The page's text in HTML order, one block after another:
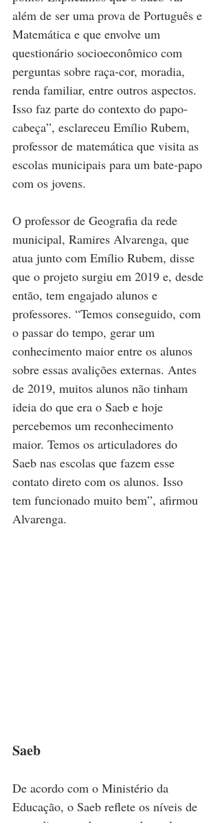
além de ser uma prova de Português e
Matemática e que envolve um
questionário socioeconômico com
perguntas sobre raça-cor, moradia,
renda familiar, entre outros aspectos.
Isso faz parte do contexto do papo-
cabeça”, esclareceu Emílio Rubem,
professor de matemática que visita as
escolas municipais para um bate-papo
com os jovens.
O professor de Geografia da rede
municipal, Ramires Alvarenga, que
atua junto com Emílio Rubem, disse
que o projeto surgiu em 2019 e, desde
então, tem engajado alunos e
professores. “Temos conseguido, com
o passar do tempo, gerar um
conhecimento maior entre os alunos
sobre essas avalições externas. Antes
de 2019, muitos alunos não tinham
ideia do que era o Saeb e hoje
percebemos um reconhecimento
maior. Temos os articuladores do
Saeb nas escolas que fazem esse
contato direto com os alunos. Isso
tem funcionado muito bem”, afirmou
Alvarenga.
Saeb
De acordo com o Ministério da
Educação, o Saeb reflete os níveis de